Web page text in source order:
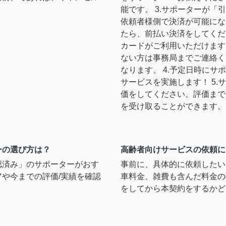
能です。 3.サポーターが「
依頼者様側で決済が可能に
たら、前払い決済をしてく
カードがご利用いただけま
ない方は事務局までご連絡
なります。 4.予定日時にサ
サービスを実施します！ 5.
価をしてください。評価ま
を受け取ることができます。
選び方は？
み」のサポーターがおす
今までの評価/実績を確認
高齢者向けサービスの依頼
事前に、具体的に依頼した
車料金、雑費も含んだ料金
をしてから本契約をするか